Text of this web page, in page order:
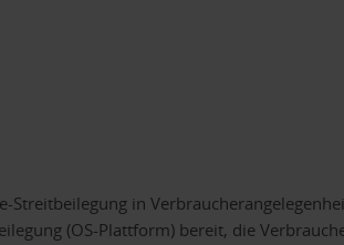
in
(OS-Plattform) bereit, die